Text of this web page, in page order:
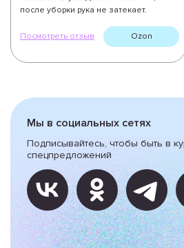
после уборки рука не затекает.
Посмотреть отзыв Ozon
Мы в социальных сетях
Подписывайтесь, чтобы быть в
спецпредложений